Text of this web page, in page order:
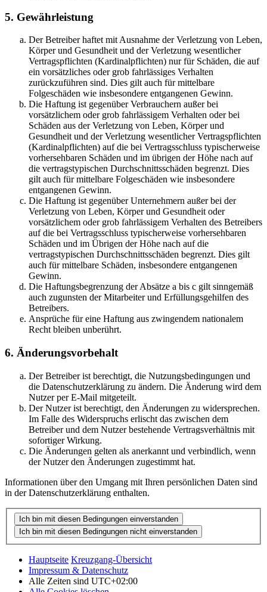
5. Gewährleistung
Der Betreiber haftet mit Ausnahme der Verletzung von Leben,
Körper und Gesundheit und der Verletzung wesentlicher
Vertragspflichten (Kardinalpflichten) nur für Schäden, die auf
ein vorsätzliches oder grob fahrlässiges Verhalten
zurückzuführen sind. Dies gilt auch für mittelbare
Folgeschäden wie insbesondere entgangenen Gewinn.
Die Haftung ist gegenüber Verbrauchern außer bei
vorsätzlichem oder grob fahrlässigem Verhalten oder bei
Schäden aus der Verletzung von Leben, Körper und
Gesundheit und der Verletzung wesentlicher Vertragspflichten
(Kardinalpflichten) auf die bei Vertragsschluss typischerweise
vorhersehbaren Schäden und im übrigen der Höhe nach auf
die vertragstypischen Durchschnittsschäden begrenzt. Dies
gilt auch für mittelbare Folgeschäden wie insbesondere
entgangenen Gewinn.
Die Haftung ist gegenüber Unternehmern außer bei der
Verletzung von Leben, Körper und Gesundheit oder
vorsätzlichem oder grob fahrlässigem Verhalten des Betreibers
auf die bei Vertragsschluss typischerweise vorhersehbaren
Schäden und im Übrigen der Höhe nach auf die
vertragstypischen Durchschnittsschäden begrenzt. Dies gilt
auch für mittelbare Schäden, insbesondere entgangenen
Gewinn.
Die Haftungsbegrenzung der Absätze a bis c gilt sinngemäß
auch zugunsten der Mitarbeiter und Erfüllungsgehilfen des
Betreibers.
Ansprüche für eine Haftung aus zwingendem nationalem
Recht bleiben unberührt.
6. Änderungsvorbehalt
Der Betreiber ist berechtigt, die Nutzungsbedingungen und
die Datenschutzerklärung zu ändern. Die Änderung wird dem
Nutzer per E-Mail mitgeteilt.
Der Nutzer ist berechtigt, den Änderungen zu widersprechen.
Im Falle des Widerspruchs erlischt das zwischen dem
Betreiber und dem Nutzer bestehende Vertragsverhältnis mit
sofortiger Wirkung.
Die Änderungen gelten als anerkannt und verbindlich, wenn
der Nutzer den Änderungen zugestimmt hat.
Informationen über den Umgang mit Ihren persönlichen Daten sind
in der Datenschutzerklärung enthalten.
Hauptseite Kreuzgang-Übersicht
Impressum & Datenschutz
Alle Zeiten sind UTC+02:00